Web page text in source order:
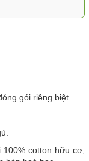
gói riêng biệt.
100% cotton hữu cơ,